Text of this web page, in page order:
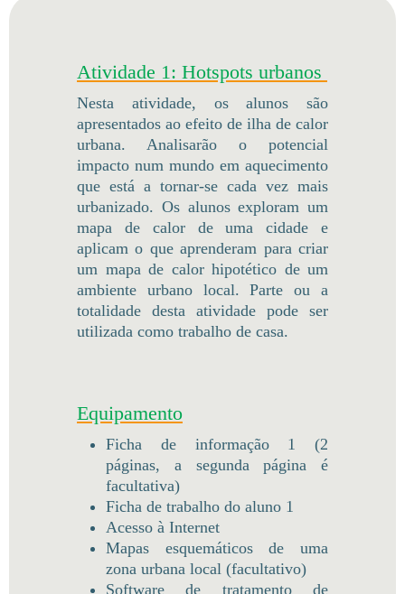
Atividade 1: Hotspots urbanos
Nesta atividade, os alunos são
apresentados ao efeito de ilha de calor
urbana. Analisarão o potencial
impacto num mundo em aquecimento
que está a tornar-se cada vez mais
urbanizado. Os alunos exploram um
mapa de calor de uma cidade e
aplicam o que aprenderam para criar
um mapa de calor hipotético de um
ambiente urbano local. Parte ou a
totalidade desta atividade pode ser
utilizada como trabalho de casa.
Equipamento
Ficha de informação 1 (2
páginas, a segunda página é
facultativa)
Ficha de trabalho do aluno 1
Acesso à Internet
Mapas esquemáticos de uma
zona urbana local (facultativo)
Software de tratamento de